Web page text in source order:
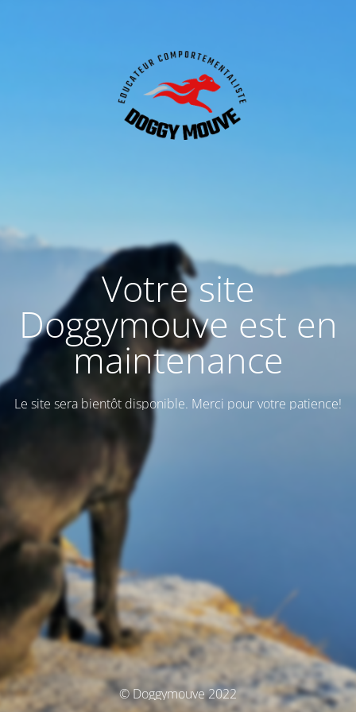
Votre site
Doggymouve est en
maintenance
Le site sera bientôt disponible. Merci pour votre patience!
© Doggymouve 2022